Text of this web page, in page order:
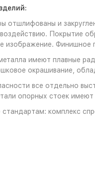
отшлифованы и
Покрытие
изображение.
имеют плавные
окрашивание,
все отдельно
опорных стоек
стандартам: комплекс